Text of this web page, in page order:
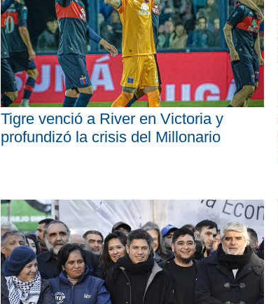
Tigre venció a River en Victoria y
profundizó la crisis del Millonario